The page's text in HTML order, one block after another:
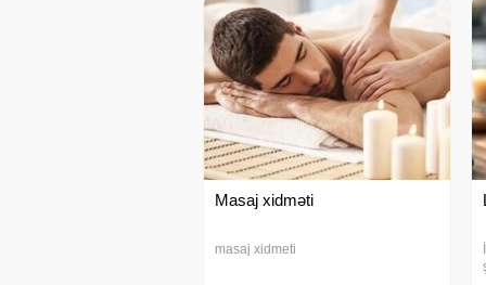
Masaj xidməti
masaj xidmeti